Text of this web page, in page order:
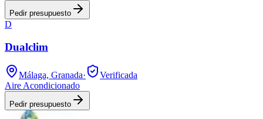
Pedir presupuesto
D
Dualclim
Málaga, Granada·
Verificada
Aire Acondicionado
Pedir presupuesto